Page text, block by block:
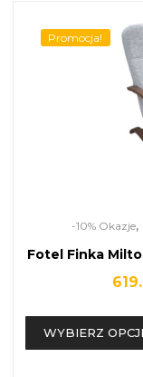
Promocja!
-10% Okazje,
Fotel Finka
WYBIERZ